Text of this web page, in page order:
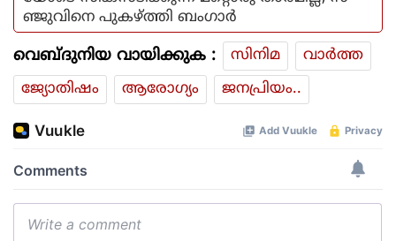
ഞ്ജുവിനെ പുകഴ്ത്തി ബംഗാർ
വെബ്ദുനിയ വായിക്കുക : സിനിമ
വാര്‍ത്ത
ജ്യോതിഷം
ആരോഗ്യം ജനപ്രിയം..